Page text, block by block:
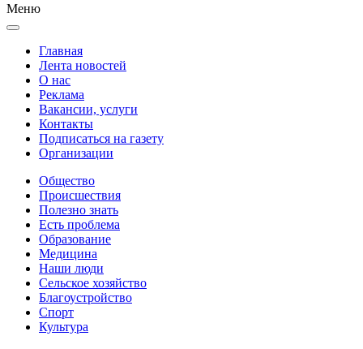
Меню
Главная
Лента новостей
О нас
Реклама
Вакансии, услуги
Контакты
Подписаться на газету
Организации
Общество
Происшествия
Полезно знать
Есть проблема
Образование
Медицина
Наши люди
Сельское хозяйство
Благоустройство
Спорт
Культура